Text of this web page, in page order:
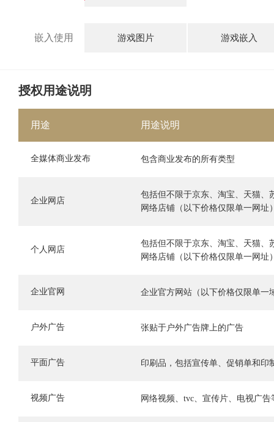
嵌入使用 游戏图片 游戏嵌入
授权用途说明
用途 用途说明
全媒体商业发布 包含商业发布的所有类型
企业网店
包括但不限于京东、淘宝、天猫、
网络店铺（以下价格仅限单一网址
个人网店
包括但不限于京东、淘宝、天猫、
网络店铺（以下价格仅限单一网址
企业官网 企业官方网站（以下价格仅限单一
户外广告 张贴于户外广告牌上的广告
平面广告 印刷品，包括宣传单、促销单和印
视频广告 网络视频、tvc、宣传片、电视广告